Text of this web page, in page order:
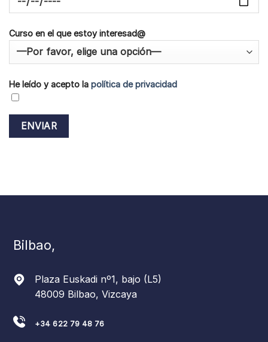
Curso en el que estoy interesad@
He leído y acepto la política de privacidad
Bilbao,
Plaza Euskadi nº1, bajo (L5)
48009 Bilbao, Vizcaya
+34 622 79 48 76